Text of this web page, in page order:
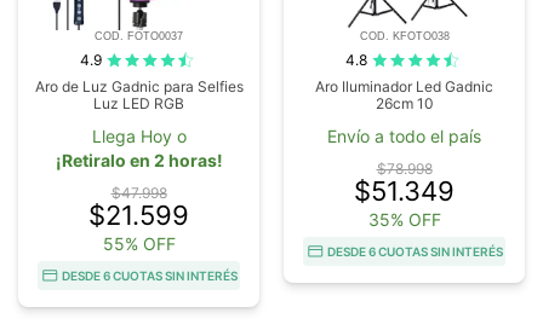
COD. FOTO0037
4.9
Aro de Luz Gadnic para Selfies
Luz LED RGB
Llega Hoy o
¡Retiralo en 2 horas!
$47.998
$21.599
55% OFF
DESDE 6 CUOTAS SIN INTERÉS
COD. KFOTO038
4.8
Aro Iluminador Led Gadnic
26cm 10
Envío a todo el país
$78.998
$51.349
35% OFF
DESDE 6 CUOTAS SIN INTERÉS